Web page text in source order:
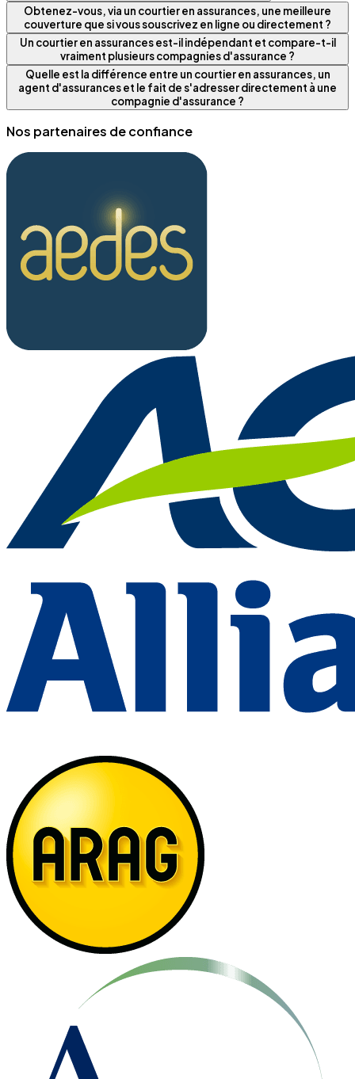
Obtenez-vous, via un courtier en assurances, une meilleure
couverture que si vous souscrivez en ligne ou directement ?
Un courtier en assurances est-il indépendant et compare-t-il
vraiment plusieurs compagnies d'assurance ?
Quelle est la différence entre un courtier en assurances, un
agent d'assurances et le fait de s'adresser directement à une
compagnie d'assurance ?
Nos partenaires de confiance